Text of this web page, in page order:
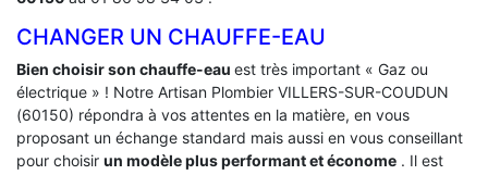
CHANGER UN CHAUFFE-EAU
Bien choisir son chauffe-eau est très important « Gaz ou
électrique » ! Notre Artisan Plombier VILLERS-SUR-COUDUN
(60150) répondra à vos attentes en la matière, en vous
proposant un échange standard mais aussi en vous conseillant
pour choisir un modèle plus performant et économe . Il est